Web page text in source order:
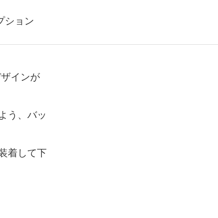
ション
インが
う、バッ
着して下